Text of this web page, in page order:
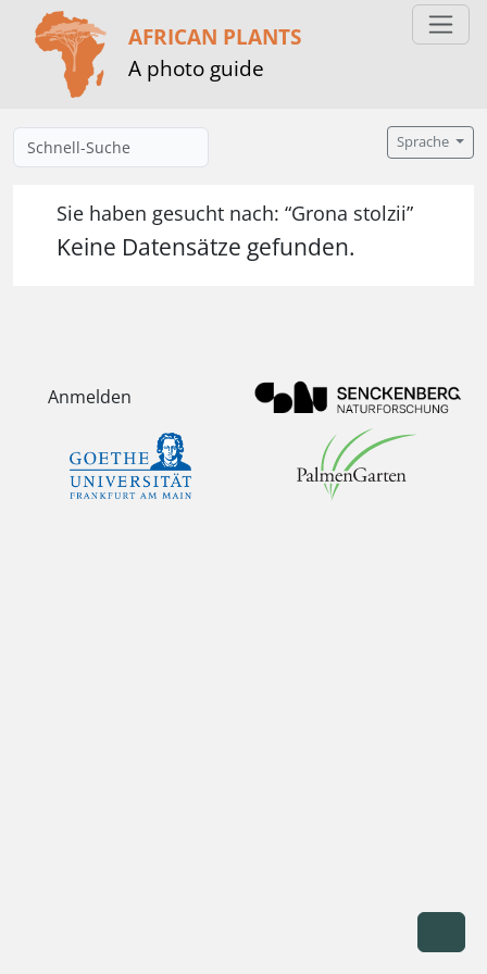
AFRICAN PLANTS
A photo guide
Sprache
Sie haben gesucht nach: “Grona stolzii”
Keine Datensätze gefunden.
Anmelden